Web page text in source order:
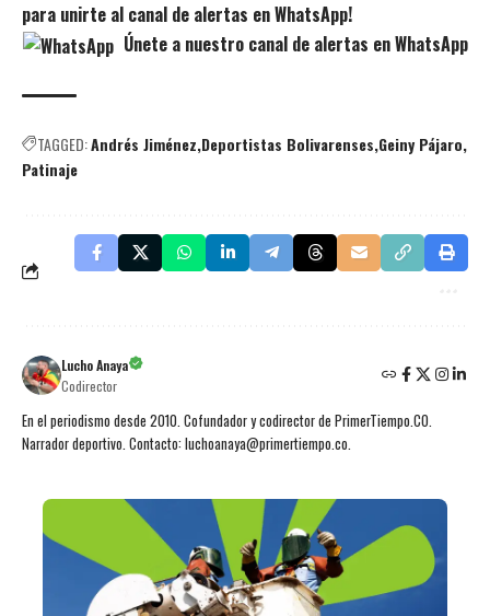
para unirte al canal de alertas en WhatsApp!
Únete a nuestro canal de alertas en WhatsApp
TAGGED:Andrés Jiménez Deportistas Bolivarenses Geiny Pájaro
Patinaje
Lucho Anaya
Codirector
En el periodismo desde 2010. Cofundador y codirector de PrimerTiempo.CO.
Narrador deportivo. Contacto: luchoanaya@primertiempo.co.